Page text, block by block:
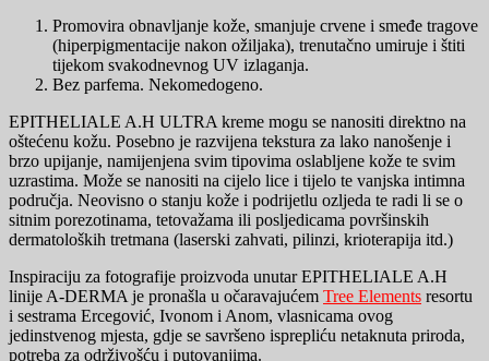
Promovira obnavljanje kože, smanjuje crvene i smeđe tragove
(hiperpigmentacije nakon ožiljaka), trenutačno umiruje i štiti
tijekom svakodnevnog UV izlaganja.
Bez parfema. Nekomedogeno.
EPITHELIALE A.H ULTRA kreme mogu se nanositi direktno na
oštećenu kožu. Posebno je razvijena tekstura za lako nanošenje i
brzo upijanje, namijenjena svim tipovima oslabljene kože te svim
uzrastima. Može se nanositi na cijelo lice i tijelo te vanjska intimna
područja. Neovisno o stanju kože i podrijetlu ozljeda te radi li se o
sitnim porezotinama, tetovažama ili posljedicama površinskih
dermatoloških tretmana (laserski zahvati, pilinzi, krioterapija itd.)
Inspiraciju za fotografije proizvoda unutar EPITHELIALE A.H
linije A-DERMA je pronašla u očaravajućem Tree Elements resortu
i sestrama Ercegović, Ivonom i Anom, vlasnicama ovog
jedinstvenog mjesta, gdje se savršeno isprepliću netaknuta priroda,
potreba za održivošću i putovanjima.